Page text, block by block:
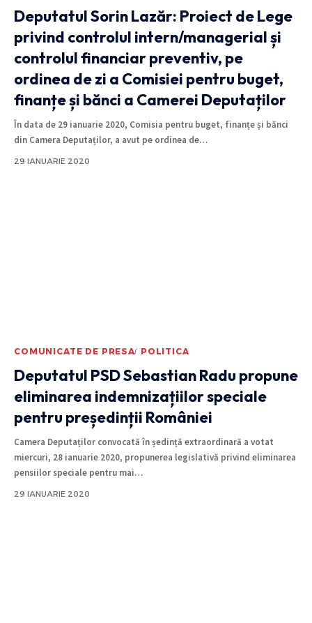
Deputatul Sorin Lazăr: Proiect de Lege
privind controlul intern/managerial și
controlul financiar preventiv, pe
ordinea de zi a Comisiei pentru buget,
finanțe și bănci a Camerei Deputaților
În data de 29 ianuarie 2020, Comisia pentru buget, finanțe și bănci
din Camera Deputaților, a avut pe ordinea de…
29 IANUARIE 2020
COMUNICATE DE PRESA POLITICA
Deputatul PSD Sebastian Radu propune
eliminarea indemnizațiilor speciale
pentru președinții României
Camera Deputaților convocată în ședință extraordinară a votat
miercuri, 28 ianuarie 2020, propunerea legislativă privind eliminarea
pensiilor speciale pentru mai…
29 IANUARIE 2020